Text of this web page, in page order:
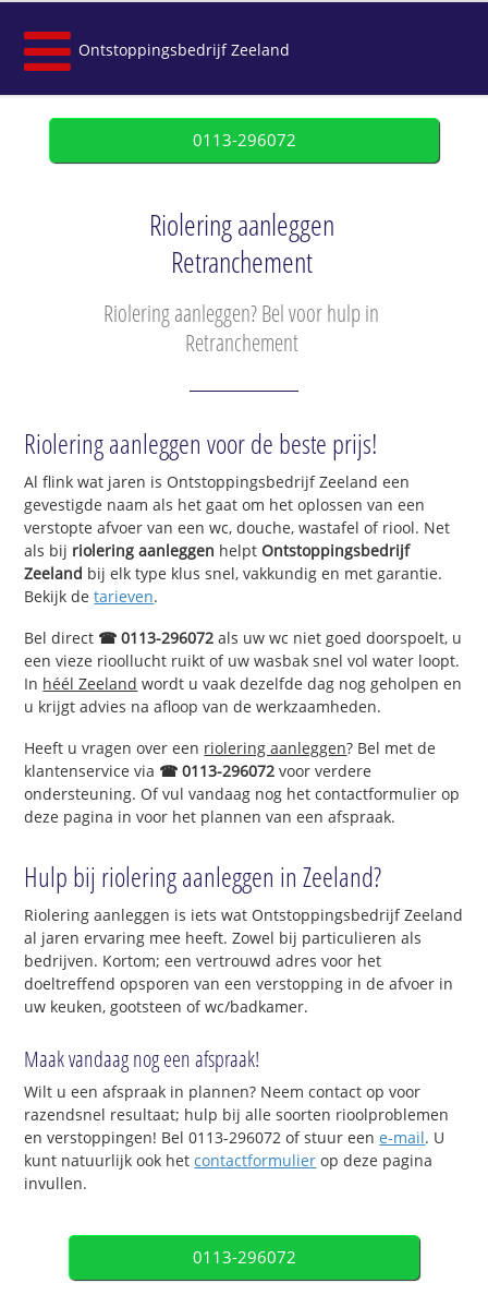
Ontstoppingsbedrijf Zeeland
0113-296072
Riolering aanleggen
Retranchement
Riolering aanleggen? Bel voor hulp in
Retranchement
Riolering aanleggen voor de beste prijs!
Al flink wat jaren is Ontstoppingsbedrijf Zeeland een
gevestigde naam als het gaat om het oplossen van een
verstopte afvoer van een wc, douche, wastafel of riool. Net
als bij riolering aanleggen helptOntstoppingsbedrijf
Zeeland bij elk type klus snel, vakkundig en met garantie.
Bekijk detarieven.
Bel direct ☎ 0113-296072 als uw wc niet goed doorspoelt, u
een vieze rioollucht ruikt of uw wasbak snel vol water loopt.
In héél Zeeland wordt u vaak dezelfde dag nog geholpen en
u krijgt advies na afloop van de werkzaamheden.
Heeft u vragen over een riolering aanleggen? Bel met de
klantenservice via ☎ 0113-296072 voor verdere
ondersteuning. Of vul vandaag nog het contactformulier op
deze pagina in voor het plannen van een afspraak.
Hulp bij riolering aanleggen in Zeeland?
Riolering aanleggen is iets wat Ontstoppingsbedrijf Zeeland
al jaren ervaring mee heeft. Zowel bij particulieren als
bedrijven. Kortom; een vertrouwd adres voor het
doeltreffend opsporen van een verstopping in de afvoer in
uw keuken, gootsteen of wc/badkamer.
Maak vandaag nog een afspraak!
Wilt u een afspraak in plannen? Neem contact op voor
razendsnel resultaat; hulp bij alle soorten rioolproblemen
en verstoppingen! Bel 0113-296072 of stuur eene-mail. U
kunt natuurlijk ook hetcontactformulier op deze pagina
invullen.
0113-296072